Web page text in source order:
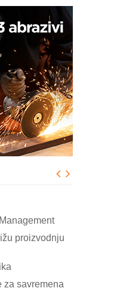
od 40 godina
INDICATOR
za efikasnije
u
vetroparkovima
standard
građenja
proizvodnju
za savremena